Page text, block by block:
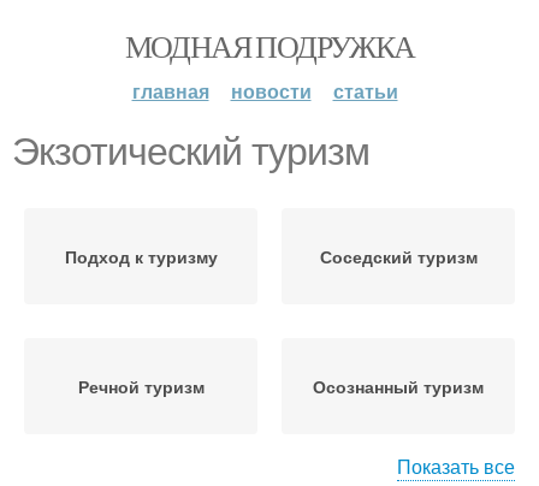
МОДНАЯ ПОДРУЖКА
главная новости статьи
Экзотический туризм
Подход к туризму Соседский туризм
Речной туризм Осознанный туризм
Показать все